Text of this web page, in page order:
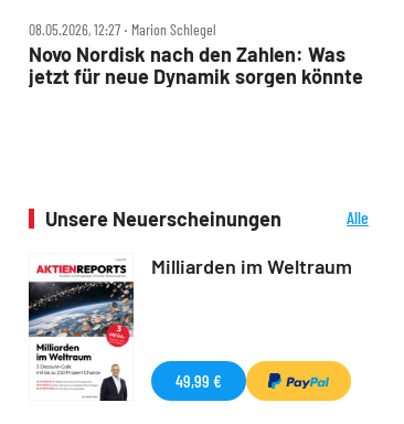
08.05.2026, 12:27 ‧ Marion Schlegel
Novo Nordisk nach den Zahlen: Was
jetzt für neue Dynamik sorgen könnte
Unsere Neuerscheinungen
Alle
Milliarden im Weltraum
49,99 €